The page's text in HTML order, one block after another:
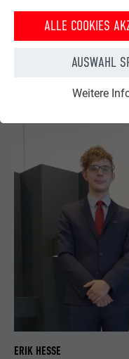
ALLE COOKIES
AUSWAHL
Weitere
LEONIE DUMPFHART
ERIK HESSE